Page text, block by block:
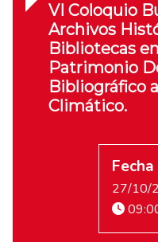
VI Coloquio
Archivos
Bibliotecas
Patrimonio
Bibliográfico
Climático.
27/10/